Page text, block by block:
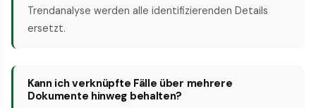
Trendanalyse werden alle identifizierenden Details
ersetzt.
Kann ich verknüpfte Fälle über mehrere
Dokumente hinweg behalten?